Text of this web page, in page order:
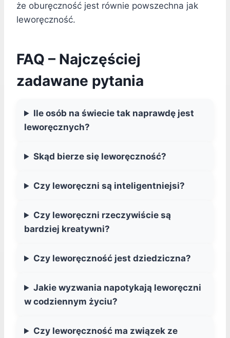
że oburęczność jest równie powszechna jak
leworęczność.
FAQ – Najczęściej
zadawane pytania
Ile osób na świecie tak naprawdę jest
leworęcznych?
Skąd bierze się leworęczność?
Czy leworęczni są inteligentniejsi?
Czy leworęczni rzeczywiście są
bardziej kreatywni?
Czy leworęczność jest dziedziczna?
Jakie wyzwania napotykają leworęczni
w codziennym życiu?
Czy leworęczność ma związek ze